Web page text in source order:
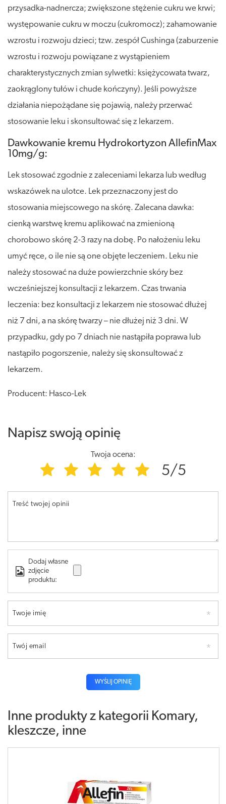
przysadka-nadnercza; zwiększone stężenie cukru we krwi;
występowanie cukru w moczu (cukromocz); zahamowanie
wzrostu i rozwoju dzieci; tzw. zespół Cushinga (zaburzenie
wzrostu i rozwoju powiązane z wystąpieniem
charakterystycznych zmian sylwetki: księżycowata twarz,
zaokrąglony tułów i chude kończyny). Jeśli powyższe
działania niepożądane się pojawią, należy przerwać
stosowanie leku i skonsultować się z lekarzem.
Dawkowanie kremu Hydrokortyzon AllefinMax
10mg/g:
Lek stosować zgodnie z zaleceniami lekarza lub według
wskazówek na ulotce. Lek przeznaczony jest do
stosowania miejscowego na skórę. Zalecana dawka:
cienką warstwę kremu aplikować na zmienioną
chorobowo skórę 2-3 razy na dobę. Po nałożeniu leku
umyć ręce, o ile nie są one objęte leczeniem. Leku nie
należy stosować na duże powierzchnie skóry bez
wcześniejszej konsultacji z lekarzem. Czas trwania
leczenia: bez konsultacji z lekarzem nie stosować dłużej
niż 7 dni, a na skórę twarzy – nie dłużej niż 3 dni. W
przypadku, gdy po 7 dniach nie nastąpiła poprawa lub
nastąpiło pogorszenie, należy się skonsultować z
lekarzem.
Producent: Hasco-Lek
Napisz swoją opinię
Twoja ocena:
5/5
Treść twojej opinii
Dodaj własne
zdjęcie
produktu:
Twoje imię
Twój email
WYŚLIJ OPINIĘ
Inne produkty z kategorii Komary,
kleszcze, inne